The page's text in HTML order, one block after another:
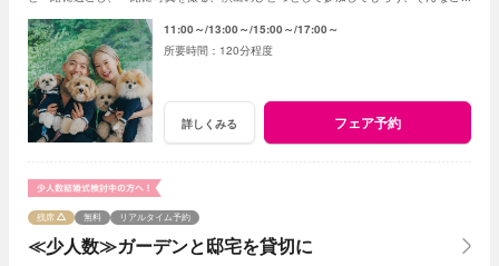
11:00～ 13:00～ 15:00～ 17:00～
120分程度
詳しくみる フェア予約
≪少人数≫ガーデンと邸宅を貸切に
残席 無料 リアルタイム予約